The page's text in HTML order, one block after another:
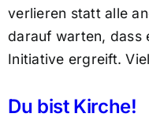
verlieren statt alle
darauf warten, dass
Initiative ergreift.
Du bist Kirche!